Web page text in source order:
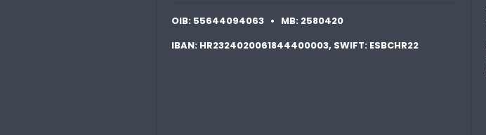
OIB: 55644094063 • MB: 2580420
IBAN: HR2324020061844400003, SWIFT: ESBCHR22